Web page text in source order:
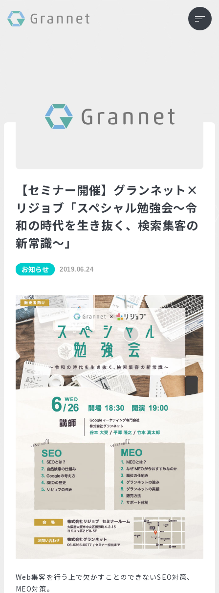
【セミナー開催】グランネット×
リジョブ「スペシャル勉強会～令
和の時代を生き抜く、検索集客の
新常識～」
お知らせ 2019.06.24
Web集客を行う上で欠かすことのできないSEO対策、
MEO対策。